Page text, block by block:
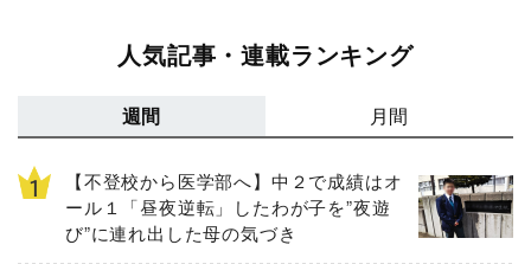
人気記事・連載ランキング
週間 月間
【不登校から医学部へ】中２で成績はオ
ール１「昼夜逆転」したわが子を”夜遊
び”に連れ出した母の気づき